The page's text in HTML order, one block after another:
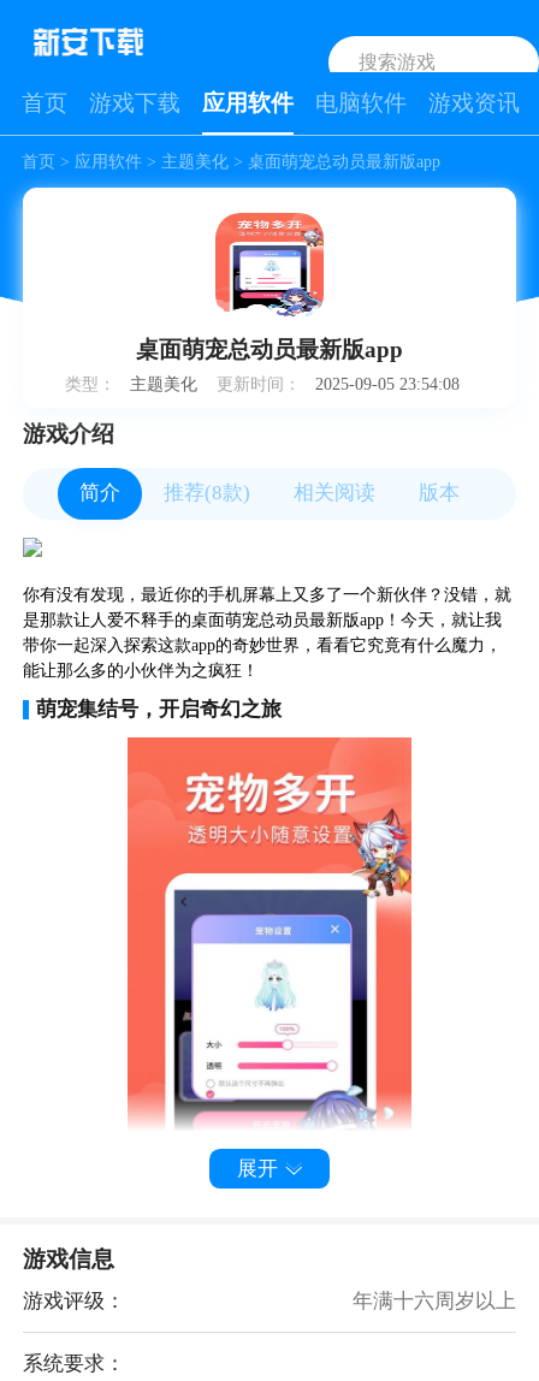
首页 游戏下载 应用软件 电脑软件 游戏资讯
首页> 应用软件> 主题美化> 桌面萌宠总动员最新版app
桌面萌宠总动员最新版app
类型： 主题美化 更新时间： 2025-09-05 23:54:08
游戏介绍
简介 推荐(8款) 相关阅读 版本
你有没有发现，最近你的手机屏幕上又多了一个新伙伴？没错，就
是那款让人爱不释手的桌面萌宠总动员最新版app！今天，就让我
带你一起深入探索这款app的奇妙世界，看看它究竟有什么魔力，
能让那么多的小伙伴为之疯狂！
萌宠集结号，开启奇幻之旅
桌面萌宠总动员最新版app，如其名，是一款集萌宠养
成、互动、竞技于一体的桌面游戏。在这里，你可以选
择各种各样的萌宠，从可爱的猫咪、狗狗，到神秘的精
灵、怪兽，应有尽有。每一只萌宠都有自己独特的性格
展开
游戏信息
游戏评级： 年满十六周岁以上
系统要求：